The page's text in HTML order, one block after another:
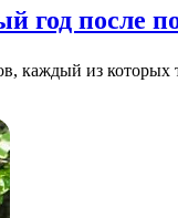
год после
из которых